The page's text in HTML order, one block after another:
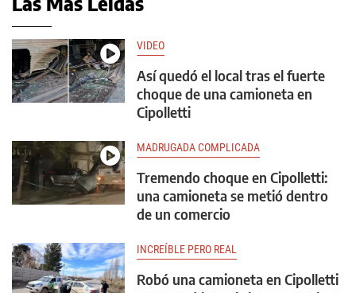
VIDEO
Así quedó el local tras el fuerte
choque de una camioneta en
Cipolletti
MADRUGADA COMPLICADA
Tremendo choque en Cipolletti:
una camioneta se metió dentro
de un comercio
INCREÍBLE PERO REAL
Robó una camioneta en Cipolletti